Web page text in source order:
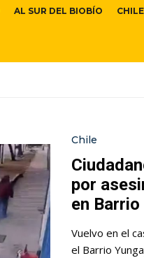
AL SUR DEL BIOBÍO CHILE
Chile
por
en Barrio
Vuelvo en el
el Barrio